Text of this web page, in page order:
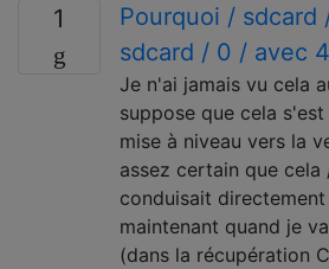
1
Pourquoi /
sdcard / 0 / avec
Je n'ai jamais vu cela
suppose que cela
mise à niveau vers la
assez certain que
conduisait
maintenant quand je
(dans la récupération